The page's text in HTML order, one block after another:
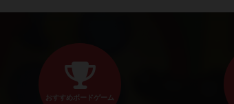
おすすめボードゲーム